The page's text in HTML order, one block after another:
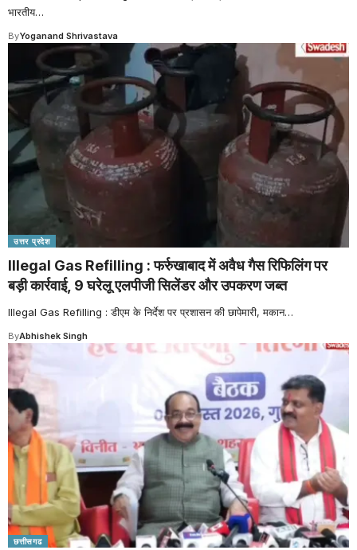
भारतीय…
ByYoganand Shrivastava
उत्तर प्रदेश
Illegal Gas Refilling : फर्रुखाबाद में अवैध गैस रिफिलिंग पर
बड़ी कार्रवाई, 9 घरेलू एलपीजी सिलेंडर और उपकरण जब्त
Illegal Gas Refilling : डीएम के निर्देश पर प्रशासन की छापेमारी, मकान…
ByAbhishek Singh
छत्तीसगढ